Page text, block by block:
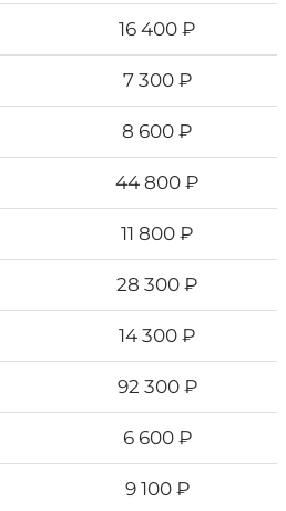
16 400 ₽
7 300 ₽
8 600 ₽
44 800 ₽
11 800 ₽
28 300 ₽
14 300 ₽
92 300 ₽
6 600 ₽
9 100 ₽